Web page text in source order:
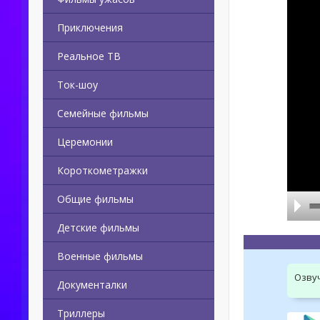
Приключения
Реальное ТВ
Ток-шоу
Семейные фильмы
Церемонии
Короткометражки
Общие фильмы
Детские фильмы
Военные фильмы
Документалки
Триллеры